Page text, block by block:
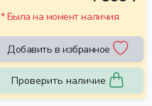
* Была на момент наличия
Добавить в избранное
Проверить наличие